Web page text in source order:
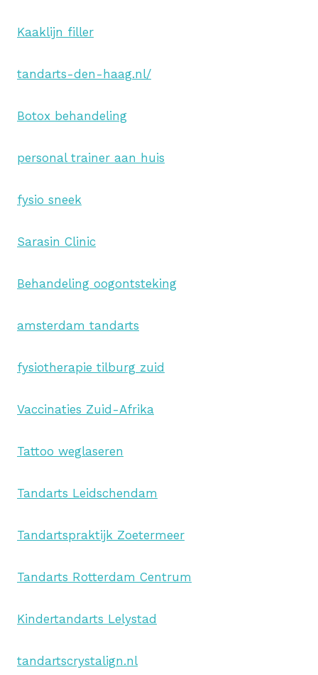
Kaaklijn filler
tandarts-den-haag.nl/
Botox behandeling
personal trainer aan huis
fysio sneek
Sarasin Clinic
Behandeling oogontsteking
amsterdam tandarts
fysiotherapie tilburg zuid
Vaccinaties Zuid-Afrika
Tattoo weglaseren
Tandarts Leidschendam
Tandartspraktijk Zoetermeer
Tandarts Rotterdam Centrum
Kindertandarts Lelystad
tandartscrystalign.nl